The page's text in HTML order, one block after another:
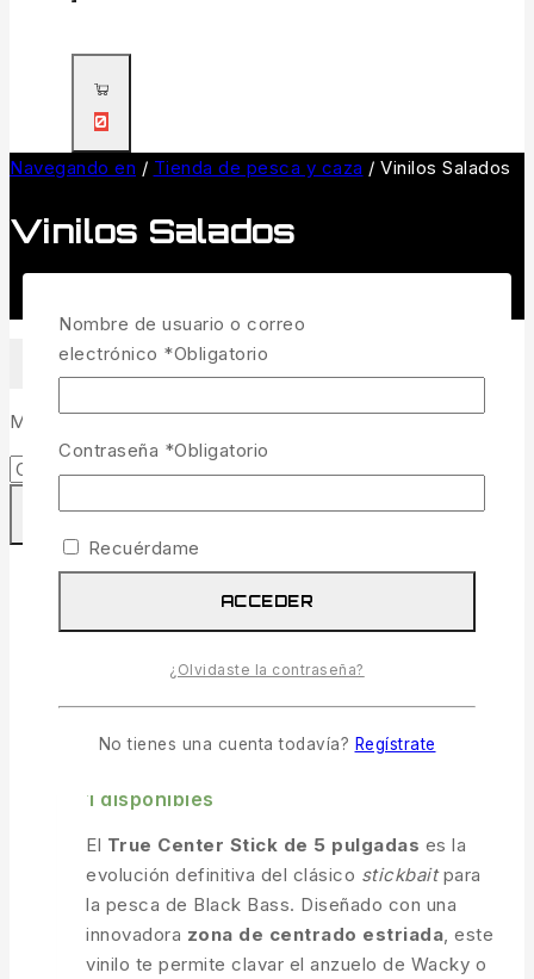
0
Navegando en / Tienda de pesca y caza / Vinilos Salados
Vinilos Salados
FILTRAR
Mostrando todos los
True Center Stick 5″ Black Blue Flake
6.49€ IVA incl.
1 disponibles
El True Center Stick de 5 pulgadas es la
evolución definitiva del clásico stickbaitpara
la pesca de Black Bass. Diseñado con una
innovadora zona de centrado estriada , este
vinilo te permite clavar el anzuelo de Wacky o
Nombre de usuario o correo
electrónico *Obligatorio
Contraseña *Obligatorio
Recuérdame
ACCEDER
¿Olvidaste la contraseña?
No tienes una cuenta todavía? Regístrate